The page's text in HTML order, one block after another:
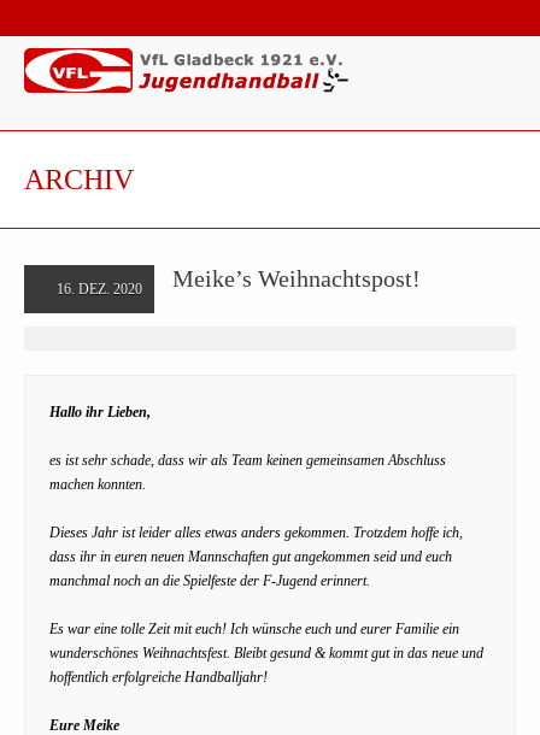
ARCHIV
16. DEZ. 2020 Meike’s Weihnachtspost!
Hallo ihr Lieben,
es ist sehr schade, dass wir als Team keinen gemeinsamen Abschluss
machen konnten.
Dieses Jahr ist leider alles etwas anders gekommen. Trotzdem hoffe ich,
dass ihr in euren neuen Mannschaften gut angekommen seid und euch
manchmal noch an die Spielfeste der F-Jugend erinnert.
Es war eine tolle Zeit mit euch! Ich wünsche euch und eurer Familie ein
wunderschönes Weihnachtsfest. Bleibt gesund & kommt gut in das neue und
hoffentlich erfolgreiche Handballjahr!
Eure Meike